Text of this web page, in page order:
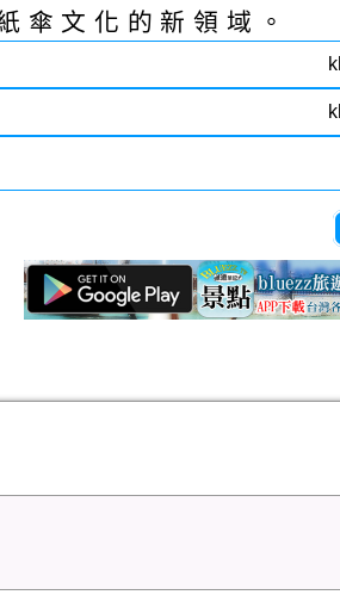
傘文化的新領域。